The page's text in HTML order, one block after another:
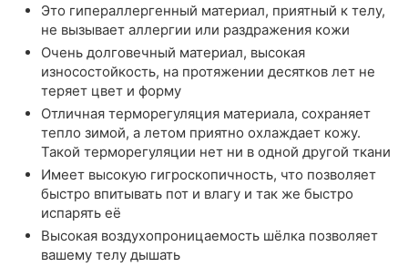
Это гипераллергенный материал, приятный к телу,
не вызывает аллергии или раздражения кожи
Очень долговечный материал, высокая
износостойкость, на протяжении десятков лет не
теряет цвет и форму
Отличная терморегуляция материала, сохраняет
тепло зимой, а летом приятно охлаждает кожу.
Такой терморегуляции нет ни в одной другой ткани
Имеет высокую гигроскопичность, что позволяет
быстро впитывать пот и влагу и так же быстро
испарять её
Высокая воздухопроницаемость шёлка позволяет
вашему телу дышать